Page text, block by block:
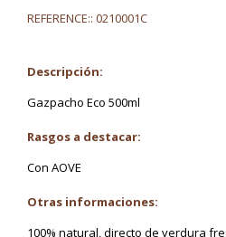
REFERENCE:: 0210001C
Descripción:
Gazpacho Eco 500ml
Rasgos a destacar:
Con AOVE
Otras informaciones:
100% natural, directo de verdura